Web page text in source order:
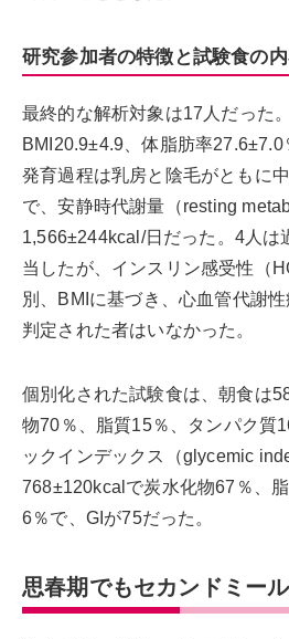
研究参加者の特徴と試験食の
最終的な解析対象は17人だった
BMI20.9±4.9、体脂肪率27.6±7.0
発育過程は乳房と陰毛がともに
で、安静時代謝量（resting
1,566±244kcal/日だった。4人は
当したが、インスリン感受性（
別、BMIに基づき、心血管代謝
判定された者はいなかった。
個別化された試験食は、朝食は
物70％、脂質15％、タンパク質
ックインデックス（glycemic
768±120kcalで炭水化物67％、
6％で、GIが75だった。
思春期でもセカンドミー